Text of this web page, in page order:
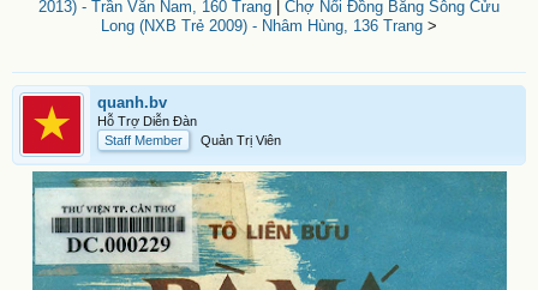
2013) - Trần Văn Nam, 160 Trang
Chợ Nổi Đồng Bằng Sông Cửu
Long (NXB Trẻ 2009) - Nhâm Hùng, 136 Trang >
quanh.bv
Hỗ Trợ Diễn Đàn
Staff Member
Quản Trị Viên